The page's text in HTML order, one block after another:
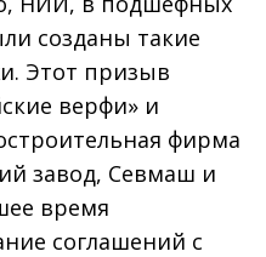
созданы такие
Этот призыв
верфи» и
фирма
завод, Севмаш и
время
соглашений с